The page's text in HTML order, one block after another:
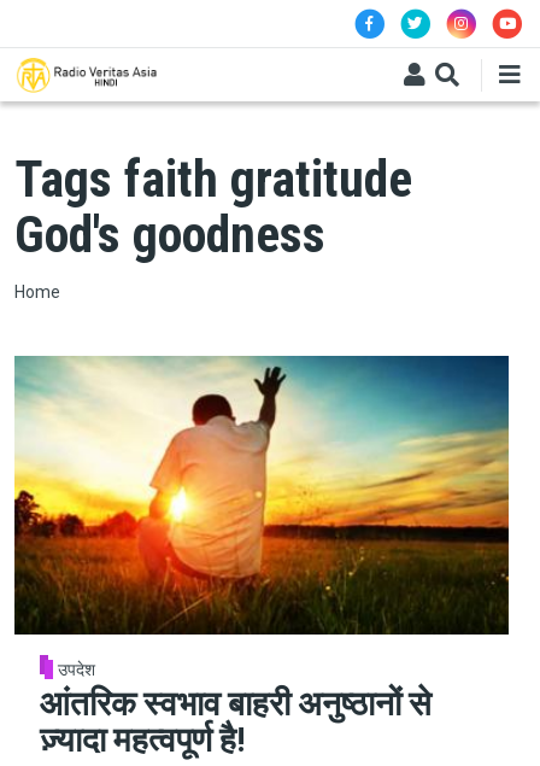
Tags faith gratitude
God's goodness
Breadcrumb
Home
उपदेश
आंतरिक स्वभाव बाहरी अनुष्ठानों से
ज़्यादा महत्वपूर्ण है!